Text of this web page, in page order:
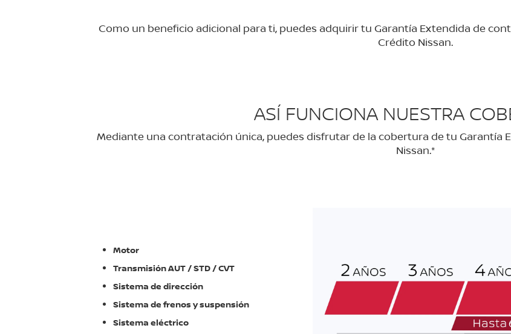
Como un beneficio adicional para ti, puedes adquirir tu Garantía Extendida de
Crédito Nissan.
ASÍ FUNCIONA NUESTRA
Mediante una contratación única, puedes disfrutar de la cobertura de tu Garantía
Nissan.*
Motor
Transmisión AUT / STD / CVT
Sistema de dirección
Sistema de frenos y suspensión
Sistema eléctrico